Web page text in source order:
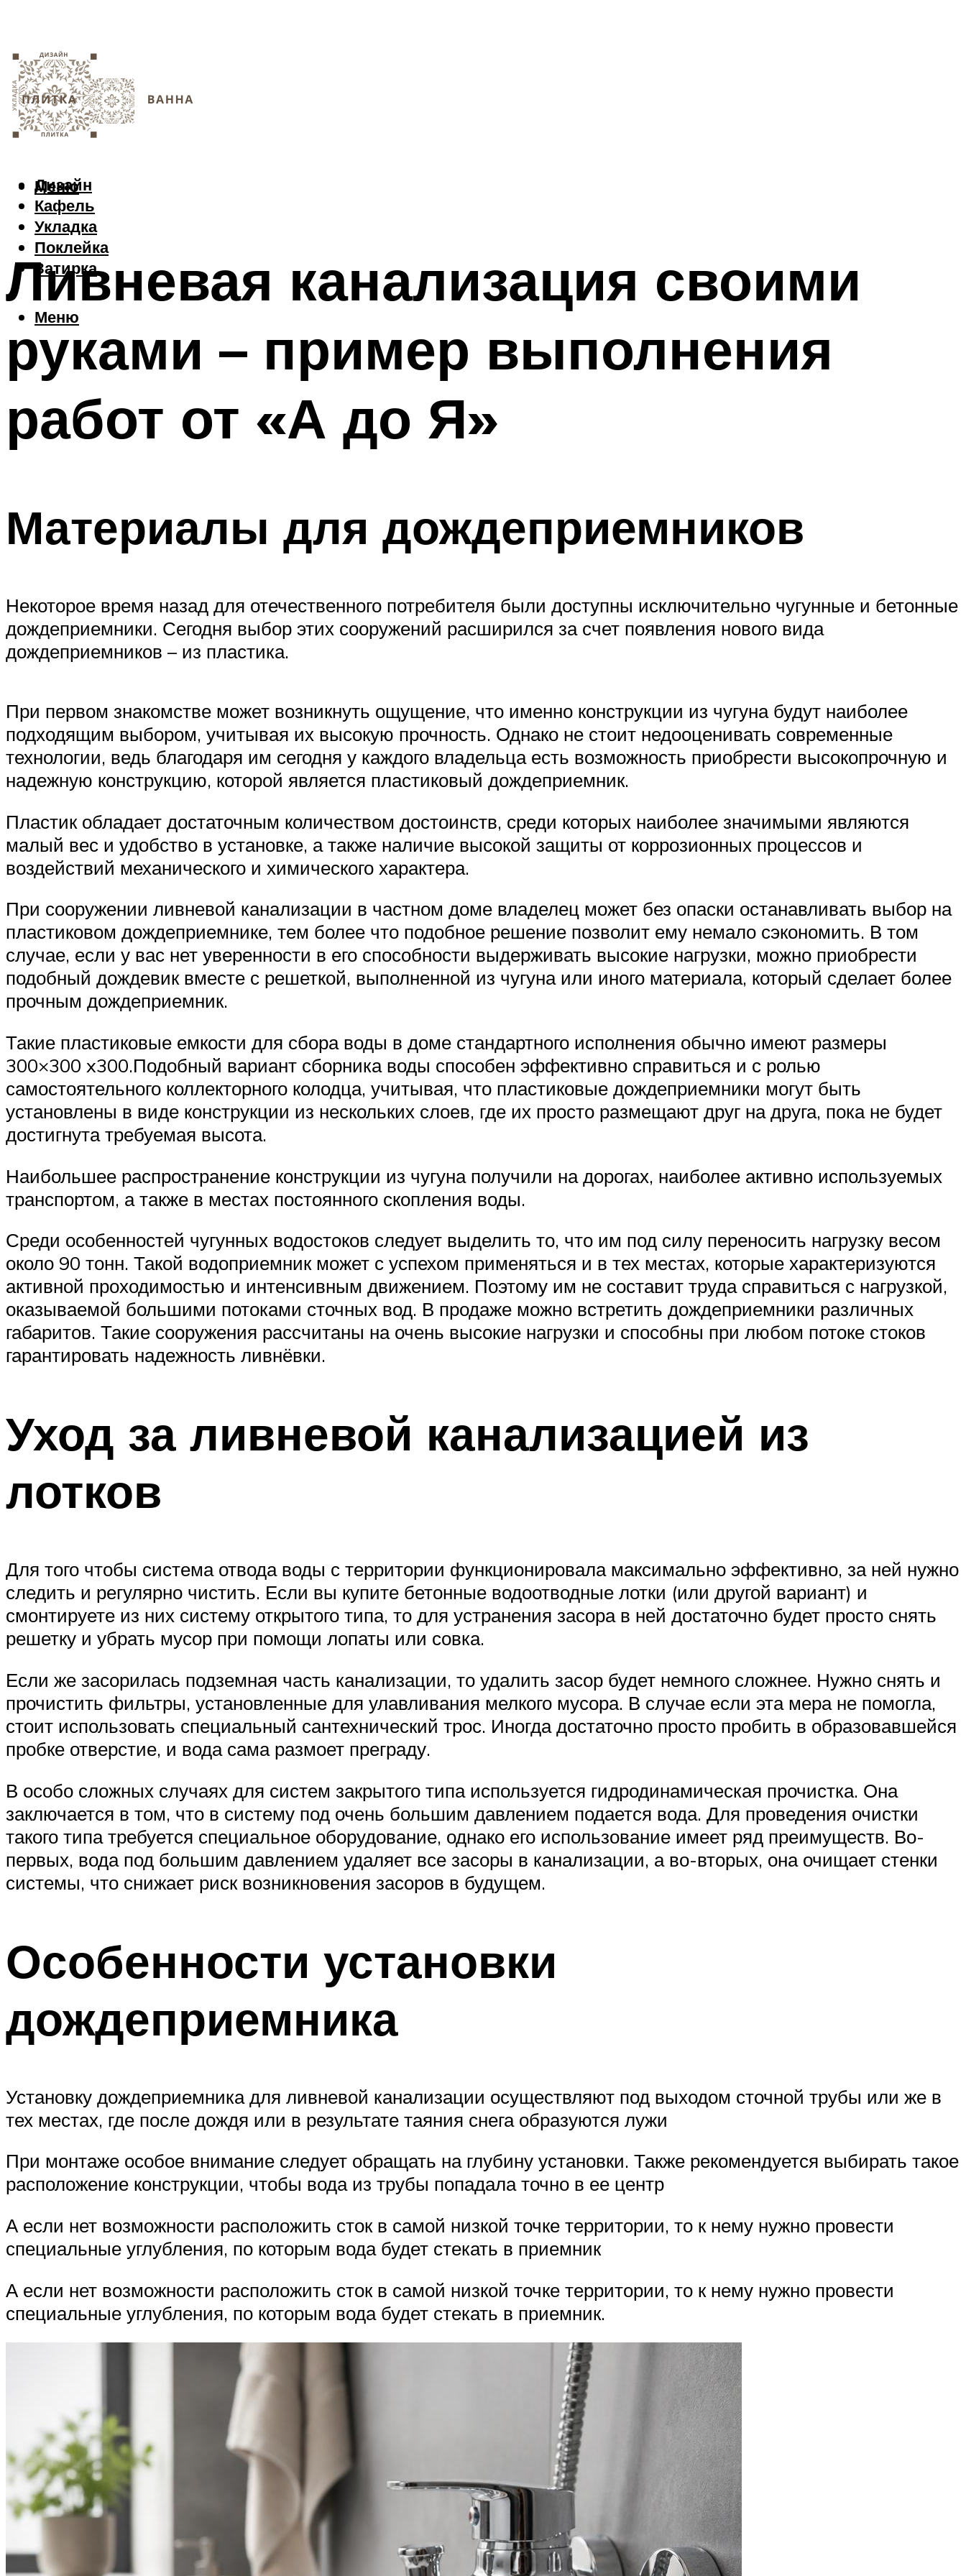
Дизайн
Кафель
Укладка
Поклейка
Затирка
Меню
Меню
Ливневая канализация своими
руками – пример выполнения
работ от «А до Я»
Материалы для дождеприемников
Некоторое время назад для отечественного потребителя были доступны исключительно чугунные и бетонные
дождеприемники. Сегодня выбор этих сооружений расширился за счет появления нового вида
дождеприемников – из пластика.
При первом знакомстве может возникнуть ощущение, что именно конструкции из чугуна будут наиболее
подходящим выбором, учитывая их высокую прочность. Однако не стоит недооценивать современные
технологии, ведь благодаря им сегодня у каждого владельца есть возможность приобрести высокопрочную и
надежную конструкцию, которой является пластиковый дождеприемник.
Пластик обладает достаточным количеством достоинств, среди которых наиболее значимыми являются
малый вес и удобство в установке, а также наличие высокой защиты от коррозионных процессов и
воздействий механического и химического характера.
При сооружении ливневой канализации в частном доме владелец может без опаски останавливать выбор на
пластиковом дождеприемнике, тем более что подобное решение позволит ему немало сэкономить. В том
случае, если у вас нет уверенности в его способности выдерживать высокие нагрузки, можно приобрести
подобный дождевик вместе с решеткой, выполненной из чугуна или иного материала, который сделает более
прочным дождеприемник.
Такие пластиковые емкости для сбора воды в доме стандартного исполнения обычно имеют размеры
300×300 x300.Подобный вариант сборника воды способен эффективно справиться и с ролью
самостоятельного коллекторного колодца, учитывая, что пластиковые дождеприемники могут быть
установлены в виде конструкции из нескольких слоев, где их просто размещают друг на друга, пока не будет
достигнута требуемая высота.
Наибольшее распространение конструкции из чугуна получили на дорогах, наиболее активно используемых
транспортом, а также в местах постоянного скопления воды.
Среди особенностей чугунных водостоков следует выделить то, что им под силу переносить нагрузку весом
около 90 тонн. Такой водоприемник может с успехом применяться и в тех местах, которые характеризуются
активной проходимостью и интенсивным движением. Поэтому им не составит труда справиться с нагрузкой,
оказываемой большими потоками сточных вод. В продаже можно встретить дождеприемники различных
габаритов. Такие сооружения рассчитаны на очень высокие нагрузки и способны при любом потоке стоков
гарантировать надежность ливнёвки.
Уход за ливневой канализацией из
лотков
Для того чтобы система отвода воды с территории функционировала максимально эффективно, за ней нужно
следить и регулярно чистить. Если вы купите бетонные водоотводные лотки (или другой вариант) и
смонтируете из них систему открытого типа, то для устранения засора в ней достаточно будет просто снять
решетку и убрать мусор при помощи лопаты или совка.
Если же засорилась подземная часть канализации, то удалить засор будет немного сложнее. Нужно снять и
прочистить фильтры, установленные для улавливания мелкого мусора. В случае если эта мера не помогла,
стоит использовать специальный сантехнический трос. Иногда достаточно просто пробить в образовавшейся
пробке отверстие, и вода сама размоет преграду.
В особо сложных случаях для систем закрытого типа используется гидродинамическая прочистка. Она
заключается в том, что в систему под очень большим давлением подается вода. Для проведения очистки
такого типа требуется специальное оборудование, однако его использование имеет ряд преимуществ. Во-
первых, вода под большим давлением удаляет все засоры в канализации, а во-вторых, она очищает стенки
системы, что снижает риск возникновения засоров в будущем.
Особенности установки
дождеприемника
Установку дождеприемника для ливневой канализации осуществляют под выходом сточной трубы или же в
тех местах, где после дождя или в результате таяния снега образуются лужи
При монтаже особое внимание следует обращать на глубину установки. Также рекомендуется выбирать такое
расположение конструкции, чтобы вода из трубы попадала точно в ее центр
А если нет возможности расположить сток в самой низкой точке территории, то к нему нужно провести
специальные углубления, по которым вода будет стекать в приемник
А если нет возможности расположить сток в самой низкой точке территории, то к нему нужно провести
специальные углубления, по которым вода будет стекать в приемник.